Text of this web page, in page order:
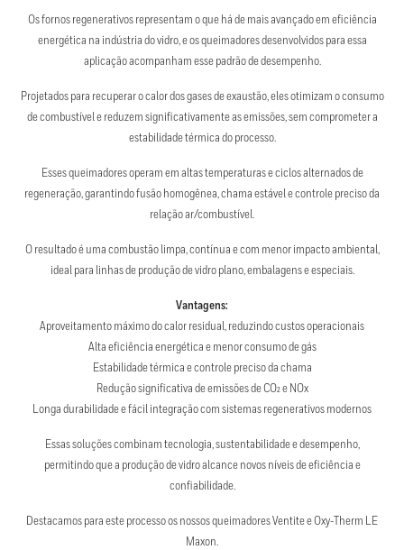
Os fornos regenerativos representam o que há de mais avançado em eficiência
energética na indústria do vidro, e os queimadores desenvolvidos para essa
aplicação acompanham esse padrão de desempenho.
Projetados para recuperar o calor dos gases de exaustão, eles otimizam o consumo
de combustível e reduzem significativamente as emissões, sem comprometer a
estabilidade térmica do processo.
Esses queimadores operam em altas temperaturas e ciclos alternados de
regeneração, garantindo fusão homogênea, chama estável e controle preciso da
relação ar/combustível.
O resultado é uma combustão limpa, contínua e com menor impacto ambiental,
ideal para linhas de produção de vidro plano, embalagens e especiais.
Vantagens:
Aproveitamento máximo do calor residual, reduzindo custos operacionais
Alta eficiência energética e menor consumo de gás
Estabilidade térmica e controle preciso da chama
Redução significativa de emissões de CO₂ e NOx
Longa durabilidade e fácil integração com sistemas regenerativos modernos
Essas soluções combinam tecnologia, sustentabilidade e desempenho,
permitindo que a produção de vidro alcance novos níveis de eficiência e
confiabilidade.
Destacamos para este processo os nossos queimadores Ventite e Oxy-Therm LE
Maxon.